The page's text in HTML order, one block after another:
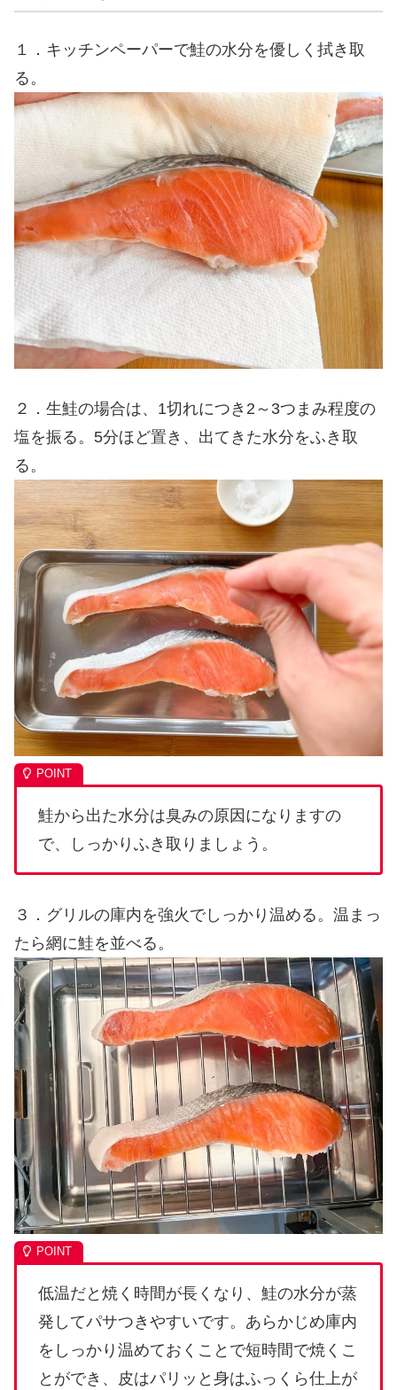
１．キッチンペーパーで鮭の水分を優しく拭き取
る。
２．生鮭の場合は、1切れにつき2～3つまみ程度の
塩を振る。5分ほど置き、出てきた水分をふき取
る。
鮭から出た水分は臭みの原因になりますの
で、しっかりふき取りましょう。
３．グリルの庫内を強火でしっかり温める。温まっ
たら網に鮭を並べる。
低温だと焼く時間が長くなり、鮭の水分が蒸
発してパサつきやすいです。あらかじめ庫内
をしっかり温めておくことで短時間で焼くこ
とができ、皮はパリッと身はふっくら仕上が